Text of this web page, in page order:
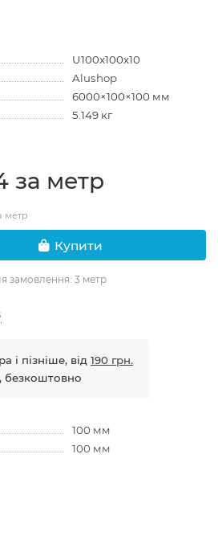
U100x100x10
Alushop
6000×100×100 мм
5.149 кг
за метр
метр
Купити
замовлення: 3 метр
і пізніше, від 190 грн.
безкоштовно
100 мм
100 мм